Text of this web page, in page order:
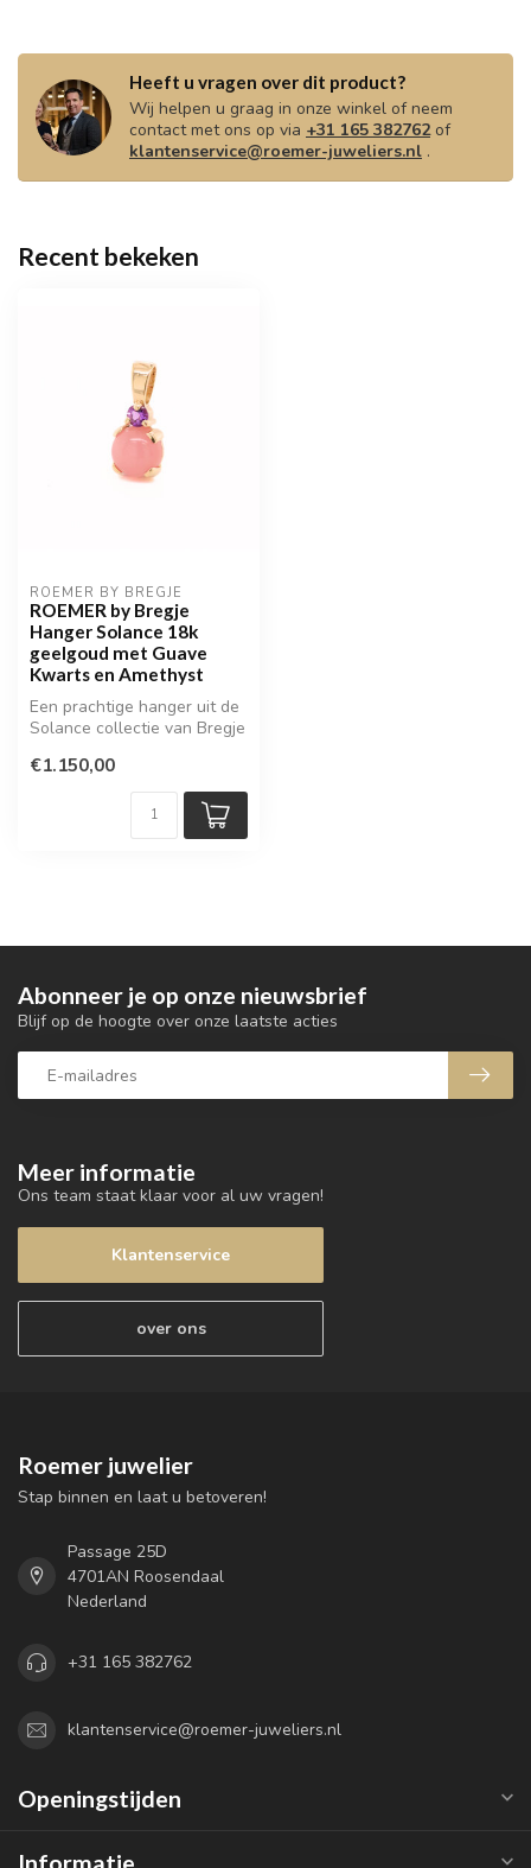
Heeft u vragen over dit product?
Wij helpen u graag in onze winkel of neem
contact met ons op via +31 165 382762of
klantenservice@roemer-juweliers.nl .
Recent bekeken
ROEMER BY BREGJE
ROEMER by Bregje
Hanger Solance 18k
geelgoud met Guave
Kwarts en Amethyst
Een prachtige hanger uit de
Solance collectie van Bregje
€1.150,00
Meer informatie
Ons team staat klaar voor al uw vragen!
Klantenservice
over ons
Abonneer je op onze nieuwsbrief
Blijf op de hoogte over onze laatste acties
Roemer juwelier
Stap binnen en laat u betoveren!
Passage 25D
4701AN Roosendaal
Nederland
+31 165 382762
klantenservice@roemer-juweliers.nl
Openingstijden
Informatie